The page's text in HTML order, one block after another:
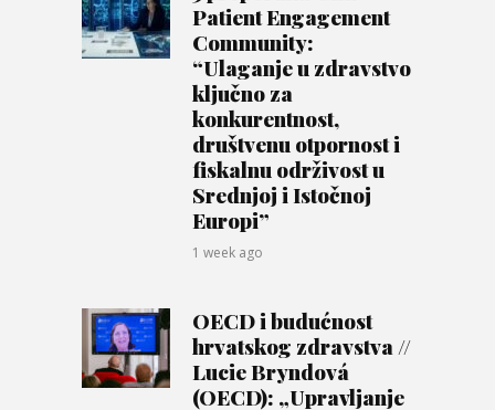
Patient Engagement
Community:
“Ulaganje u zdravstvo
ključno za
konkurentnost,
društvenu otpornost i
fiskalnu održivost u
Srednjoj i Istočnoj
Europi”
1 week ago
OECD i budućnost
hrvatskog zdravstva //
Lucie Bryndová
(OECD): „Upravljanje